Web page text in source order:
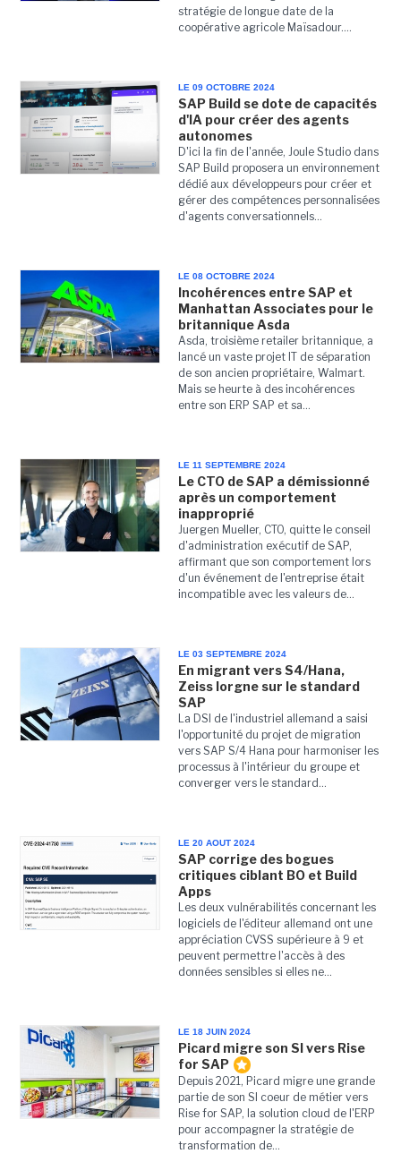
stratégie de longue date de la
coopérative agricole Maïsadour....
LE 09 OCTOBRE 2024
SAP Build se dote de capacités
d'IA pour créer des agents
autonomes
D'ici la fin de l'année, Joule Studio dans
SAP Build proposera un environnement
dédié aux développeurs pour créer et
gérer des compétences personnalisées
d'agents conversationnels...
LE 08 OCTOBRE 2024
Incohérences entre SAP et
Manhattan Associates pour le
britannique Asda
Asda, troisième retailer britannique, a
lancé un vaste projet IT de séparation
de son ancien propriétaire, Walmart.
Mais se heurte à des incohérences
entre son ERP SAP et sa...
LE 11 SEPTEMBRE 2024
Le CTO de SAP a démissionné
après un comportement
inapproprié
Juergen Mueller, CTO, quitte le conseil
d'administration exécutif de SAP,
affirmant que son comportement lors
d'un événement de l'entreprise était
incompatible avec les valeurs de...
LE 03 SEPTEMBRE 2024
En migrant vers S4/Hana,
Zeiss lorgne sur le standard
SAP
La DSI de l'industriel allemand a saisi
l'opportunité du projet de migration
vers SAP S/4 Hana pour harmoniser les
processus à l'intérieur du groupe et
converger vers le standard...
LE 20 AOUT 2024
SAP corrige des bogues
critiques ciblant BO et Build
Apps
Les deux vulnérabilités concernant les
logiciels de l'éditeur allemand ont une
appréciation CVSS supérieure à 9 et
peuvent permettre l'accès à des
données sensibles si elles ne...
LE 18 JUIN 2024
Picard migre son SI vers Rise
for SAP
Depuis 2021, Picard migre une grande
partie de son SI coeur de métier vers
Rise for SAP, la solution cloud de l'ERP
pour accompagner la stratégie de
transformation de...